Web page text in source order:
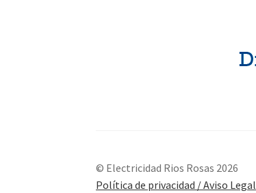
© Electricidad Rios Rosas 2026
Política de privacidad / Aviso Legal